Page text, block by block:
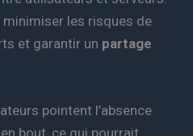
minimiser les risques de
et garantir un partage
pointent l’absence